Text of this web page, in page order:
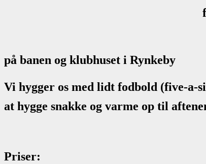
på banen og klubhuset i Rynkeby
Vi hygger os med lidt fodbold (five-
at hygge snakke og varme op til
Priser: